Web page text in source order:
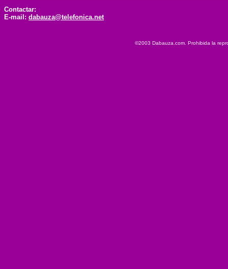
Contactar:
E-mail: dabauza@telefonica.net
©2003 Dabauza.com. Prohibida la